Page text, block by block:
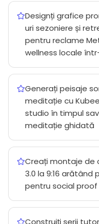
Designți grafice
uri sezoniere și
pentru reclame
wellness locale
Generați peisaje
meditație cu
studio în timpul
meditație ghidată
Creați montaje de
3.0 la 9:16 arătând
pentru social
Construiți serii